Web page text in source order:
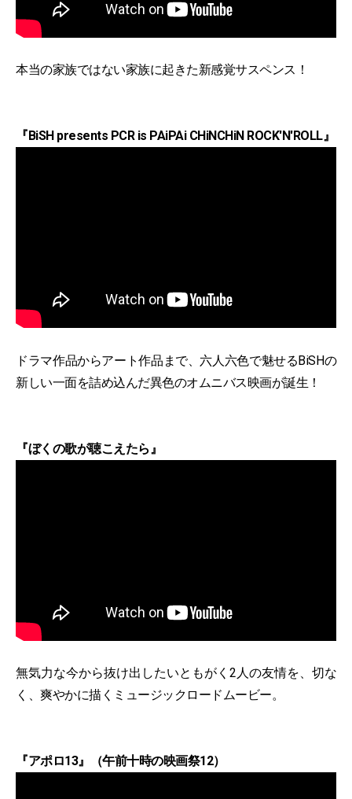
本当の家族ではない家族に起きた新感覚サスペンス！
『BiSH presents PCR is PAiPAi CHiNCHiN ROCK'N'ROLL』
ドラマ作品からアート作品まで、六人六色で魅せるBiSHの
新しい一面を詰め込んだ異色のオムニバス映画が誕生！
『ぼくの歌が聴こえたら』
無気力な今から抜け出したいともがく2人の友情を、切な
く、爽やかに描くミュージックロードムービー。
『アポロ13』（午前十時の映画祭12）